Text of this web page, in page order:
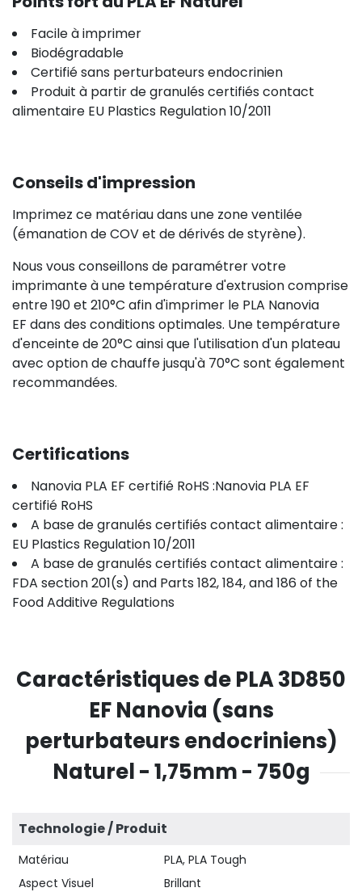
Facile à imprimer
Biodégradable
Certifié sans perturbateurs endocrinien
Produit à partir de granulés certifiés contact
alimentaire EU Plastics Regulation 10/2011
Conseils d'impression
Imprimez ce matériau dans une zone ventilée
(émanation de COV et de dérivés de styrène).
Nous vous conseillons de paramétrer votre
imprimante à une température d'extrusion comprise
entre 190 et 210°C afin d'imprimer le PLA Nanovia
EF dans des conditions optimales. Une température
d'enceinte de 20°C ainsi que l'utilisation d'un plateau
avec option de chauffe jusqu'à 70°C sont également
recommandées.
Certifications
Nanovia PLA EF certifié RoHS :Nanovia PLA EF
certifié RoHS
A base de granulés certifiés contact alimentaire :
EU Plastics Regulation 10/2011
A base de granulés certifiés contact alimentaire :
FDA section 201(s) and Parts 182, 184, and 186 of the
Food Additive Regulations
Caractéristiques de PLA 3D850
EF Nanovia (sans
perturbateurs endocriniens)
Naturel - 1,75mm - 750g
Technologie / Produit
Matériau
PLA, PLA Tough
Aspect Visuel
Brillant